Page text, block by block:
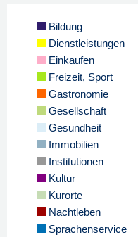
Bildung
Dienstleistungen
Einkaufen
Freizeit, Sport
Gastronomie
Gesellschaft
Gesundheit
Immobilien
Institutionen
Kultur
Kurorte
Nachtleben
Sprachenservice